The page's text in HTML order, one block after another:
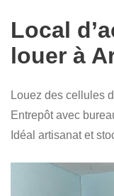
Local
louer à
Louez des cellules
Entrepôt avec
Idéal artisanat et